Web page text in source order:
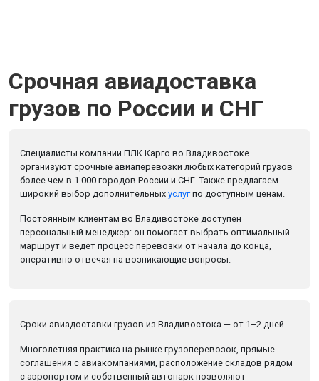
Срочная авиадоставка
грузов по России и СНГ
Специалисты компании ПЛК Карго во Владивостоке
организуют срочные авиаперевозки любых категорий грузов
более чем в 1 000 городов России и СНГ. Также предлагаем
широкий выбор дополнительных услугпо доступным ценам.
Постоянным клиентам во Владивостоке доступен
персональный менеджер: он помогает выбрать оптимальный
маршрут и ведет процесс перевозки от начала до конца,
оперативно отвечая на возникающие вопросы.
Сроки авиадоставки грузов из Владивостока — от 1–2 дней.
Многолетняя практика на рынке грузоперевозок, прямые
соглашения с авиакомпаниями, расположение складов рядом
с аэропортом и собственный автопарк позволяют